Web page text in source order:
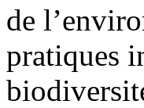
de
pratiques